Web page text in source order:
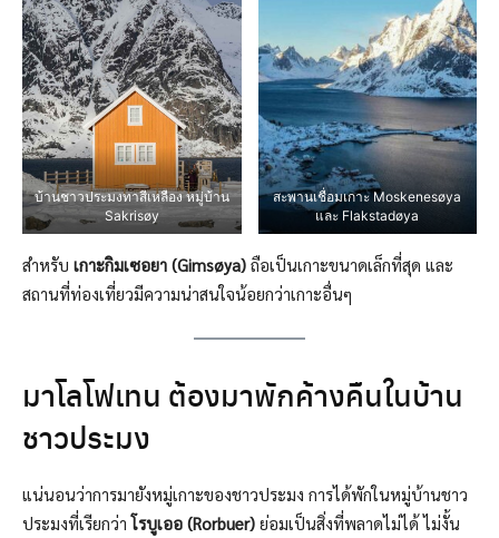
บ้านชาวประมงทาสีเหลือง หมู่บ้าน
Sakrisøy
สะพานเชื่อมเกาะ Moskenesøya
และ Flakstadøya
สำหรับ เกาะกิมเซอยา (Gimsøya) ถือเป็นเกาะขนาดเล็กที่สุด และ
สถานที่ท่องเที่ยวมีความน่าสนใจน้อยกว่าเกาะอื่นๆ
มาโลโฟเทน ต้องมาพักค้างคืนในบ้าน
ชาวประมง
แน่นอนว่าการมายังหมู่เกาะของชาวประมง การได้พักในหมู่บ้านชาว
ประมงที่เรียกว่าโรบูเออ (Rorbuer) ย่อมเป็นสิ่งที่พลาดไม่ได้ ไม่งั้น